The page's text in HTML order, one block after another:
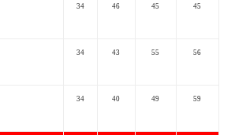
34 46 45 45
34 43 55 56
34 40 49 59